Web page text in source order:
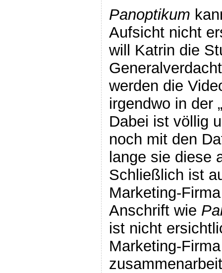
Panoptikum
Aufsicht nicht
will Katrin die
werden die
irgendwo in der
Dabei ist völlig
noch mit den
lange sie diese
Schließlich ist
Marketing-
Anschrift wie
ist nicht
Marketing-